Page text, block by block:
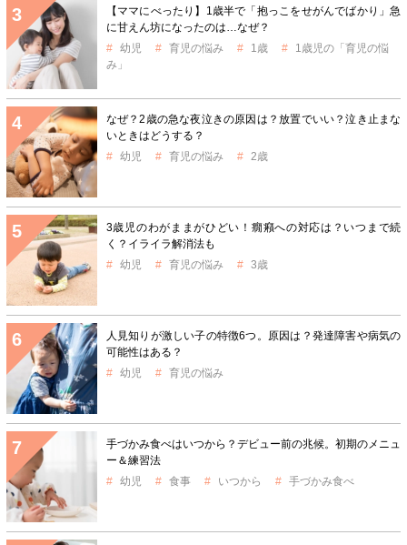
【ママにべったり】1歳半で「抱っこをせがんでばかり」急
に甘えん坊になったのは…なぜ？
幼児
育児の悩み 1歳
1歳児の「育児の悩
み」
なぜ？2歳の急な夜泣きの原因は？放置でいい？泣き止まな
いときはどうする？
幼児
育児の悩み 2歳
3歳児のわがままがひどい！癇癪への対応は？いつまで続
く？イライラ解消法も
幼児
育児の悩み 3歳
人見知りが激しい子の特徴6つ。原因は？発達障害や病気の
可能性はある？
幼児
育児の悩み
手づかみ食べはいつから？デビュー前の兆候。初期のメニュ
ー＆練習法
幼児
食事 いつから 手づかみ食べ